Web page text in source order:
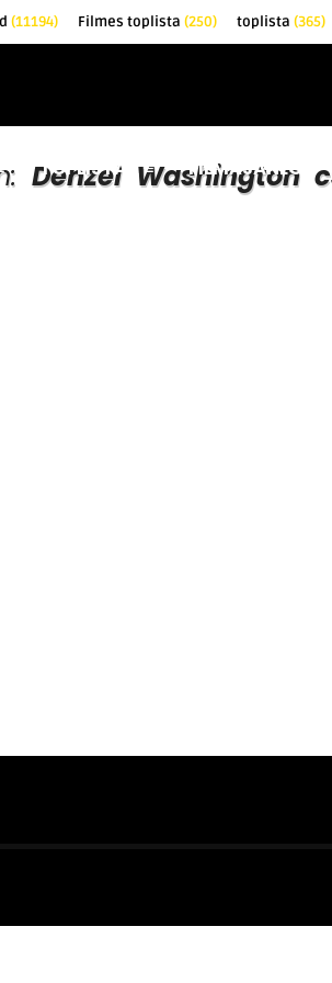
(11194) Filmes toplista (250) toplista (365)
TOPLISTÁK FILMAJÁNLÓ
Denzel Washington